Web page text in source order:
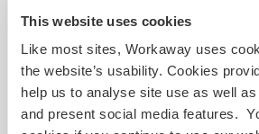
This website uses cookies
Like most sites, Workaway uses
the website’s usability. Cookies
help us to analyse site use as well
and present social media features.
important to us that our daily
and we value a calm and
atmosphere.